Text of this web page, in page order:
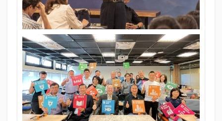
校園采風
跨越三代書畫名家匯聚 逢甲大學展現民族浩氣
11 Nov 2025 397期 文．圖／逢甲大學漢字文化中心